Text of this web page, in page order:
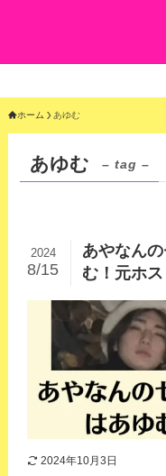
ホーム あゆむ
あゆむ – tag –
あやなん
む！元ホ
2024
8/15
2024年10月3日